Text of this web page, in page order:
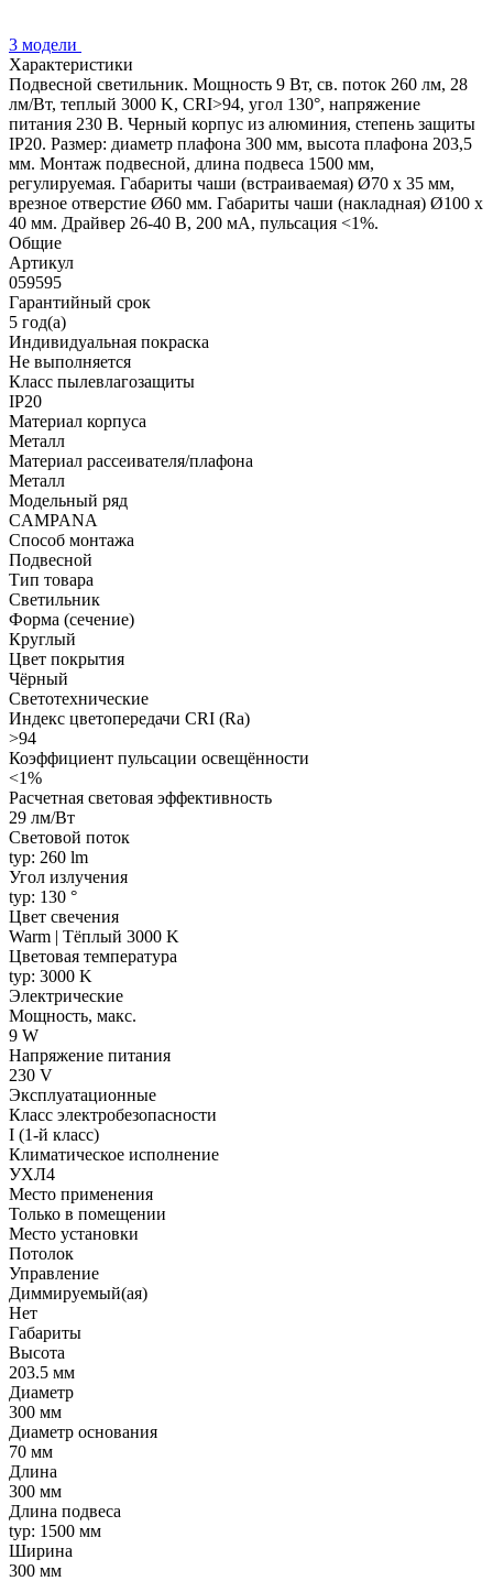
3 модели
Характеристики
Подвесной светильник. Мощность 9 Вт, св. поток 260 лм, 28
лм/Вт, теплый 3000 K, CRI>94, угол 130°, напряжение
питания 230 В. Черный корпус из алюминия, степень защиты
IP20. Размер: диаметр плафона 300 мм, высота плафона 203,5
мм. Монтаж подвесной, длина подвеса 1500 мм,
регулируемая. Габариты чаши (встраиваемая) Ø70 х 35 мм,
врезное отверстие Ø60 мм. Габариты чаши (накладная) Ø100 x
40 мм. Драйвер 26-40 В, 200 мА, пульсация <1%.
Общие
Артикул
059595
Гарантийный срок
5 год(а)
Индивидуальная покраска
Не выполняется
Класс пылевлагозащиты
IP20
Материал корпуса
Металл
Материал рассеивателя/плафона
Металл
Модельный ряд
CAMPANA
Способ монтажа
Подвесной
Тип товара
Светильник
Форма (сечение)
Круглый
Цвет покрытия
Чёрный
Светотехнические
Индекс цветопередачи CRI (Ra)
>94
Коэффициент пульсации освещённости
<1%
Расчетная световая эффективность
29 лм/Вт
Световой поток
typ: 260 lm
Угол излучения
typ: 130 °
Цвет свечения
Warm | Тёплый 3000 K
Цветовая температура
typ: 3000 K
Электрические
Мощность, макс.
9 W
Напряжение питания
230 V
Эксплуатационные
Класс электробезопасности
I (1-й класс)
Климатическое исполнение
УХЛ4
Место применения
Только в помещении
Место установки
Потолок
Управление
Диммируемый(ая)
Нет
Габариты
Высота
203.5 мм
Диаметр
300 мм
Диаметр основания
70 мм
Длина
300 мм
Длина подвеса
typ: 1500 мм
Ширина
300 мм